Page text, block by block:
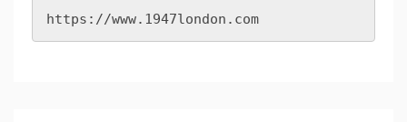
https://www.1947london.com